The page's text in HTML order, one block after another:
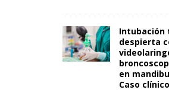
Intubación
despierta
en
Caso clínico